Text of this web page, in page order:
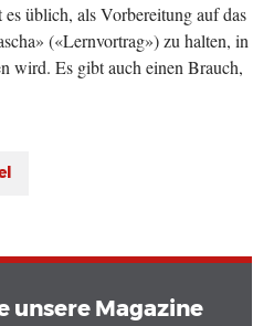
es üblich, als Vorbereitung auf das
(«Lernvortrag») zu halten, in
wird. Es gibt auch einen Brauch,
unsere Magazine